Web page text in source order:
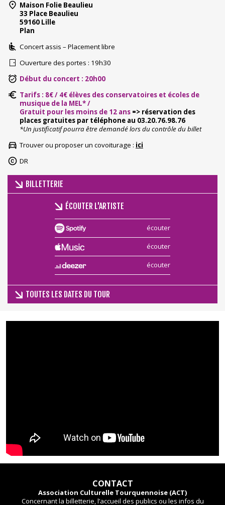
Maison Folie Beaulieu
33 Place Beaulieu
59160 Lille
Plan
Concert assis – Placement libre
Ouverture des portes : 19h30
Début du concert : 20h00
Tarifs : 8€ / 4€ élèves des conservatoires et écoles de
musique de la MEL* /
Gratuit pour les moins de 12 ans => réservation des
places gratuites par téléphone au 03.20.76.98.76
*Un justificatif pourra être demandé lors du contrôle du billet
Trouver ou proposer un covoiturage : ici
DR
BILLETTERIE
ÉCOUTER L'ARTISTE
écouter
écouter
écouter
TOUTES LES DATES DU TOUR
CONTACT
Association Culturelle Tourquennoise (ACT)
Concernant la billetterie, l’accueil des publics ou les infos du